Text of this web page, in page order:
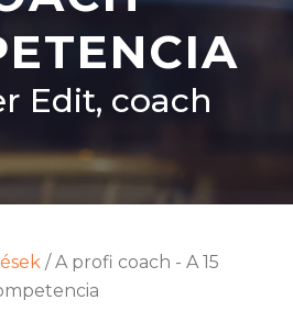
Edit, coach
/ A profi coach - A 15